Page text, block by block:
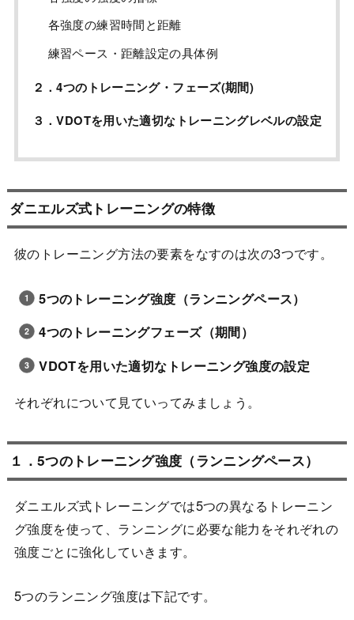
各強度の練習時間と距離
練習ペース・距離設定の具体例
２．4つのトレーニング・フェーズ(期間)
３．VDOTを用いた適切なトレーニングレベルの設定
ダニエルズ式トレーニングの特徴
彼のトレーニング方法の要素をなすのは次の3つです。
5つのトレーニング強度（ランニングペース）
4つのトレーニングフェーズ（期間）
VDOTを用いた適切なトレーニング強度の設定
それぞれについて見ていってみましょう。
１．5つのトレーニング強度（ランニングペース）
ダニエルズ式トレーニングでは5つの異なるトレーニン
グ強度を使って、ランニングに必要な能力をそれぞれの
強度ごとに強化していきます。
5つのランニング強度は下記です。